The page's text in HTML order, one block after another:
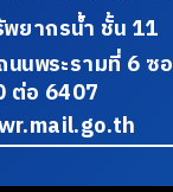
ยากรน้ำ ชั้น 11
นนพระรามที่ 6
ต่อ 6407